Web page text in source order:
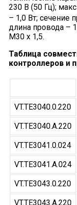
230 В (50 Гц);
– 1,0 Вт; сечение
длина провода –
М30 х 1,5.
Таблица
контроллеров и
VT.TE3040.0.220
VT.TE3040.A.220
VT.TE3041.0.024
VT.TE3041.A.024
VT.TE3043.0.220
VT.TE3043.A.220